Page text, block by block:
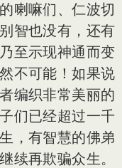
喇嘛们、仁波切
智也没有，还有
至示现神通而变
不可能！如果说
编织非常美丽的
们已经超过一千
，有智慧的佛弟
续再欺骗众生。